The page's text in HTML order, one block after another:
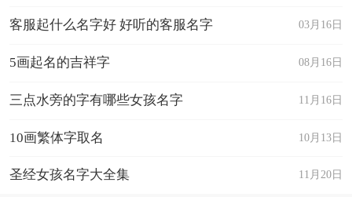
03月16日
客服起什么名字好 好听的客服名字
08月16日
5画起名的吉祥字
11月16日
三点水旁的字有哪些女孩名字
10月13日
10画繁体字取名
11月20日
圣经女孩名字大全集